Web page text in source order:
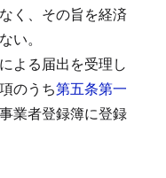
く、その旨を経済
い。
よる届出を受理し
のうち第五条第一
業者登録簿に登録